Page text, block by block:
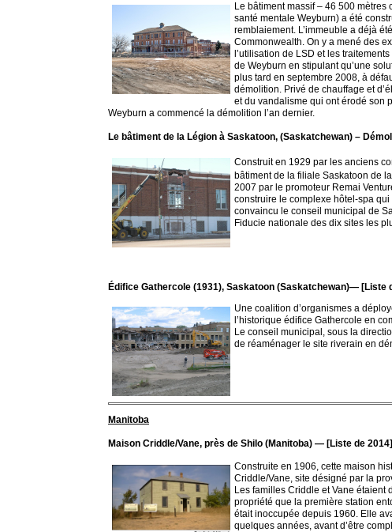
Le bâtiment massif – 46 500 mètres
santé mentale Weyburn) a été
remblaiement. L’immeuble a déjà
Commonwealth. On y a mené des
l’utilisation de LSD et les
de Weyburn en stipulant qu’une
plus tard en septembre 2008, à
démolition. Privé de chauffage et
et du vandalisme qui ont érodé son
Weyburn a commencé la démolition l’an dernier.
Le bâtiment de la Légion à Saskatoon, (Saskatchewan) –
Construit en 1929 par les anciens
bâtiment de la filiale Saskatoon de
2007 par le promoteur Remai
construire le complexe hôtel-spa
convaincu le conseil municipal de
Fiducie nationale des dix sites les
Édifice Gathercole (1931), Saskatoon (Saskatchewan)— [Liste
Une coalition d’organismes a
l’historique édifice Gathercole en
Le conseil municipal, sous la
de réaménager le site riverain en
Manitoba
Maison Criddle/Vane, près de Shilo (Manitoba) — [Liste de 2014]
Construite en 1906, cette maison
Criddle/Vane, site désigné par la
Les familles Criddle et Vane étaient
propriété que la première station
était inoccupée depuis 1960. Elle
quelques années, avant d’être